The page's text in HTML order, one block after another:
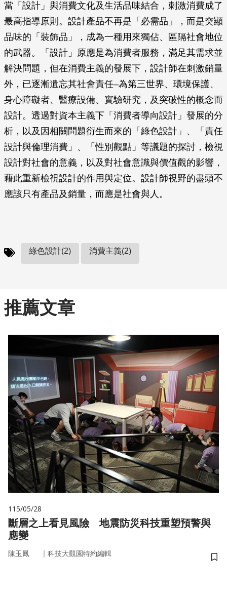
當「設計」與消費文化及生活品味結合，刺激消費成了
最高指導原則。設計產品不再是「必需品」，而是突顯
品味的「裝飾品」，成為一種用來獨佔、區隔社會地位
的武器。「設計」原應是為消費者服務，滿足其需求並
解決問題，但在消費主義的發展下，設計師在刺激銷量
外，已逐漸遺忘其社會責任–為第三世界、環境保護、
身心障礙者、醫療設備、實驗研究，及突破性的概念而
設計。透過對資本主義下「消費者導向設計」發展的分
析，以及因相關問題衍生而來的「綠色設計」、「責任
設計與倫理消費」、「性別觀點」等議題的探討，檢視
設計對社會的意義，以及對社會意識與價值觀的影響，
藉此重新檢視設計的作用與定位。設計師視野的盡頭不
應該只有產品及銷量，而應是社會與人。
綠色設計(2) 消費主義(2)
推薦文章
115/05/28
斷層之上看見風險 地震防災科技重塑預警與
應變
陳玉鳳 ｜ 科技大觀園特約編輯
儲